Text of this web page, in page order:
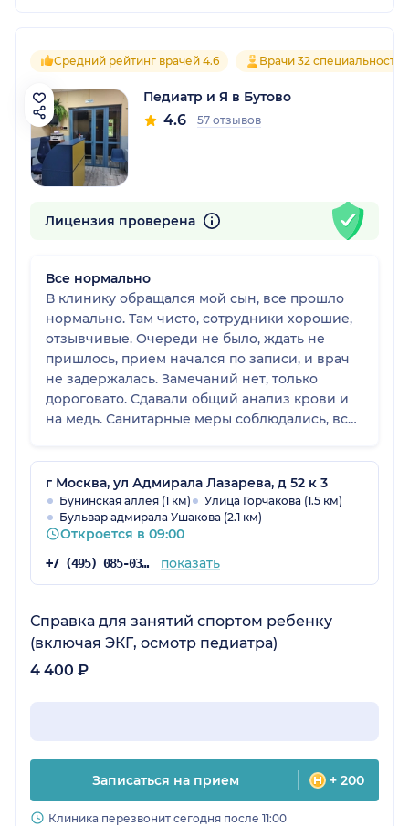
Средний рейтинг врачей 4.6 Врачи 32 специальностей
Педиатр и Я в Бутово
4.6 57 отзывов
Лицензия проверена
Все нормально
В клинику обращался мой сын, все прошло
нормально. Там чисто, сотрудники хорошие,
отзывчивые. Очереди не было, ждать не
пришлось, прием начался по записи, и врач
не задержалась. Замечаний нет, только
дороговато. Сдавали общий анализ крови и
на медь. Санитарные меры соблюдались, все
посещением, сотрудникам спасибо.
г Москва, ул Адмирала Лазарева, д 52 к 3
Бунинская аллея (1 км)
Улица Горчакова (1.5 км)
Бульвар адмирала Ушакова (2.1 км)
Откроется в 09:00
+7 (495) 085-03-06 показать
Справка для занятий спортом ребенку
(включая ЭКГ, осмотр педиатра)
4 400 ₽
Записаться на прием + 200
Клиника перезвонит сегодня после 11:00